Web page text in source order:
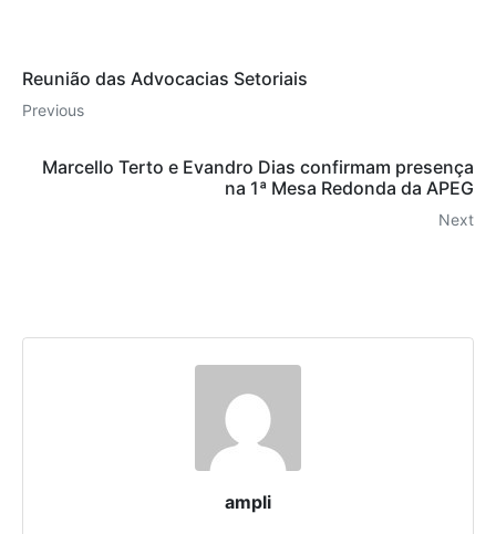
Reunião das Advocacias Setoriais
Previous
Marcello Terto e Evandro Dias confirmam presença
na 1ª Mesa Redonda da APEG
Next
ampli